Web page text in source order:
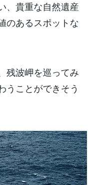
、貴重な自然遺産
のあるスポットな
残波岬を巡ってみ
うことができそう